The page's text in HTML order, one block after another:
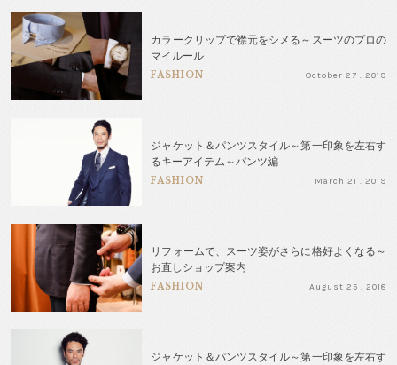
カラークリップで襟元をシメる～スーツのプロの
マイルール
FASHION October 27 . 2019
ジャケット＆パンツスタイル～第一印象を左右す
るキーアイテム～パンツ編
FASHION March 21 . 2019
リフォームで、スーツ姿がさらに格好よくなる～
お直しショップ案内
FASHION August 25 . 2018
ジャケット＆パンツスタイル～第一印象を左右す